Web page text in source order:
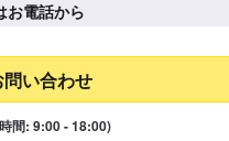
お電話から
い合わせ
間: 9:00 - 18:00)